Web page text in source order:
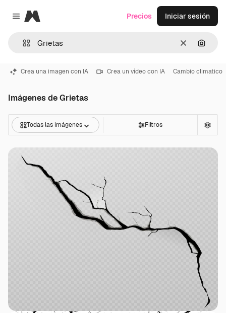
Close menu
Magnific
Borrar
Precios Iniciar sesión
Crea una imagen con IA Crea un vídeo con IA Cambio climatico
Imágenes de Grietas
Todas las imágenes Filtros